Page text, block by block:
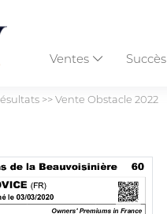
Ventes Succès
>>Vente Obstacle 2022